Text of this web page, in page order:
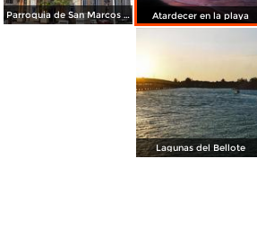
Parroquia de San Marcos Evangelista Atardecer en la playa
Lagunas del Bellote